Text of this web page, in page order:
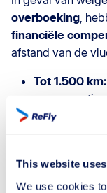
This website
We use cookies
overboeking ,
financiële
afstand van de
Tot 1.500 km:
compensatie
Tussen
Meer dan
een